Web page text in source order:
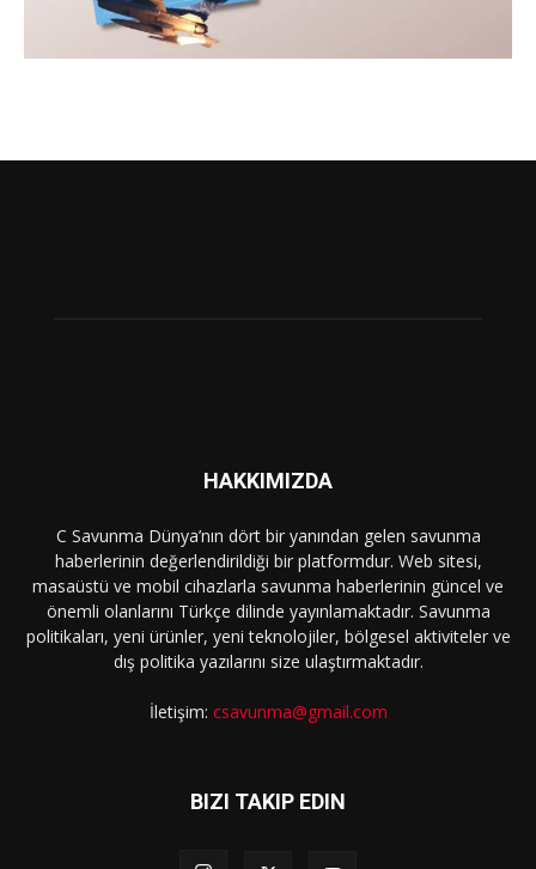
HAKKIMIZDA
C Savunma Dünya’nın dört bir yanından gelen savunma
haberlerinin değerlendirildiği bir platformdur. Web sitesi,
masaüstü ve mobil cihazlarla savunma haberlerinin güncel ve
önemli olanlarını Türkçe dilinde yayınlamaktadır. Savunma
politikaları, yeni ürünler, yeni teknolojiler, bölgesel aktiviteler ve
dış politika yazılarını size ulaştırmaktadır.
İletişim: csavunma@gmail.com
BIZI TAKIP EDIN